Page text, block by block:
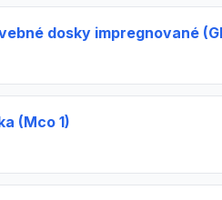
dosky impregnované
(Mco 1)